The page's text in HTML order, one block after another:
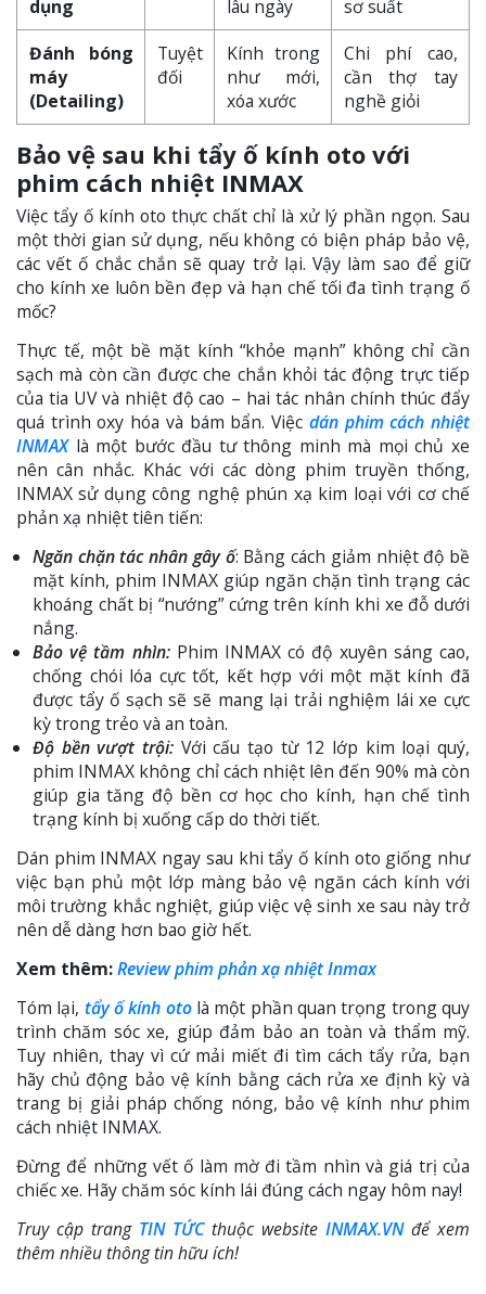
dụng lâu ngày
sơ suất
Đánh bóng
máy
(Detailing)
Tuyệt
đối
Kính trong
như mới,
xóa xước
Chi phí cao,
cần thợ tay
nghề giỏi
Bảo vệ sau khi tẩy ố kính oto với
phim cách nhiệt INMAX
Việc tẩy ố kính oto thực chất chỉ là xử lý phần ngọn. Sau
một thời gian sử dụng, nếu không có biện pháp bảo vệ,
các vết ố chắc chắn sẽ quay trở lại. Vậy làm sao để giữ
cho kính xe luôn bền đẹp và hạn chế tối đa tình trạng ố
mốc?
Thực tế, một bề mặt kính “khỏe mạnh” không chỉ cần
sạch mà còn cần được che chắn khỏi tác động trực tiếp
của tia UV và nhiệt độ cao – hai tác nhân chính thúc đẩy
quá trình oxy hóa và bám bẩn. Việc dán phim cách nhiệt
INMAXlà một bước đầu tư thông minh mà mọi chủ xe
nên cân nhắc. Khác với các dòng phim truyền thống,
INMAX sử dụng công nghệ phún xạ kim loại với cơ chế
phản xạ nhiệt tiên tiến:
Ngăn chặn tác nhân gây ố: Bằng cách giảm nhiệt độ bề
mặt kính, phim INMAX giúp ngăn chặn tình trạng các
khoáng chất bị “nướng” cứng trên kính khi xe đỗ dưới
nắng.
Bảo vệ tầm nhìn: Phim INMAX có độ xuyên sáng cao,
chống chói lóa cực tốt, kết hợp với một mặt kính đã
được tẩy ố sạch sẽ sẽ mang lại trải nghiệm lái xe cực
kỳ trong trẻo và an toàn.
Độ bền vượt trội: Với cấu tạo từ 12 lớp kim loại quý,
phim INMAX không chỉ cách nhiệt lên đến 90% mà còn
giúp gia tăng độ bền cơ học cho kính, hạn chế tình
trạng kính bị xuống cấp do thời tiết.
Dán phim INMAX ngay sau khi tẩy ố kính oto giống như
việc bạn phủ một lớp màng bảo vệ ngăn cách kính với
môi trường khắc nghiệt, giúp việc vệ sinh xe sau này trở
nên dễ dàng hơn bao giờ hết.
Xem thêm:Review phim phản xạ nhiệt Inmax
Tóm lại, tẩy ố kính otolà một phần quan trọng trong quy
trình chăm sóc xe, giúp đảm bảo an toàn và thẩm mỹ.
Tuy nhiên, thay vì cứ mải miết đi tìm cách tẩy rửa, bạn
hãy chủ động bảo vệ kính bằng cách rửa xe định kỳ và
trang bị giải pháp chống nóng, bảo vệ kính như phim
cách nhiệt INMAX.
Đừng để những vết ố làm mờ đi tầm nhìn và giá trị của
chiếc xe. Hãy chăm sóc kính lái đúng cách ngay hôm nay!
Truy cập trang TIN TỨCthuộc website INMAX.VNđể xem
thêm nhiều thông tin hữu ích!